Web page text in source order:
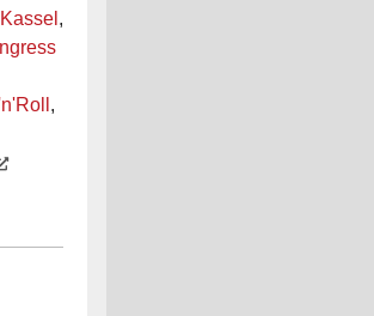
Kassel ,
,